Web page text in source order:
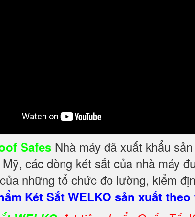
Safes Nhà máy đã xuất khẩu
các dòng két sắt của nhà máy
những tổ chức đo lường, kiểm
Két Sắt WELKO sản xuất